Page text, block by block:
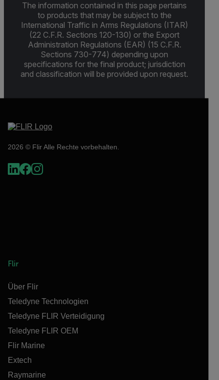
The information contained in this page pertains
to products that may be subject to the
International Traffic in Arms Regulations (ITAR)
(22 C.F.R. Sections 120-130) or the Export
Administration Regulations (EAR) (15 C.F.R.
Sections 730-774) depending upon
specifications for the final product; jurisdiction
and classification will be provided upon request.
2026 © Flir Alle Rechte vorbehalten.
Flir
Über Flir
Teledyne Technologien
Teledyne FLIR Verteidigung
Teledyne FLIR OEM
Flir Marine
Extech
Raymarine